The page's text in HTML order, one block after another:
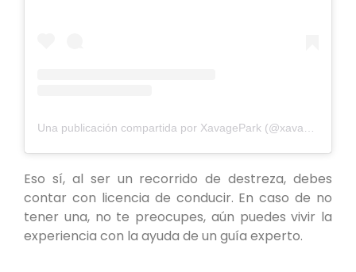
Eso sí, al ser un recorrido de destreza, debes
contar con licencia de conducir. En caso de no
tener una, no te preocupes, aún puedes vivir la
experiencia con la ayuda de un guía experto.